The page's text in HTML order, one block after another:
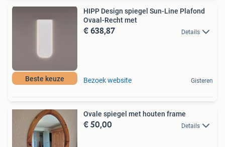
Beste keuze
HIPP Design spiegel Sun-Line Plafond
Ovaal-Recht met
€ 638,87 Details
Bezoek website Gisteren
Ovale spiegel met houten frame
€ 50,00 Details